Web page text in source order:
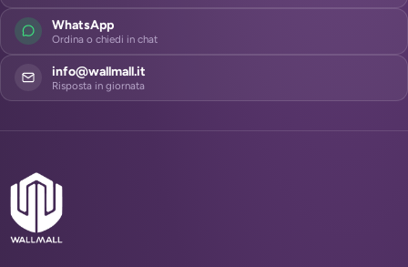
WhatsApp
Ordina o chiedi in chat
info@wallmall.it
Risposta in giornata